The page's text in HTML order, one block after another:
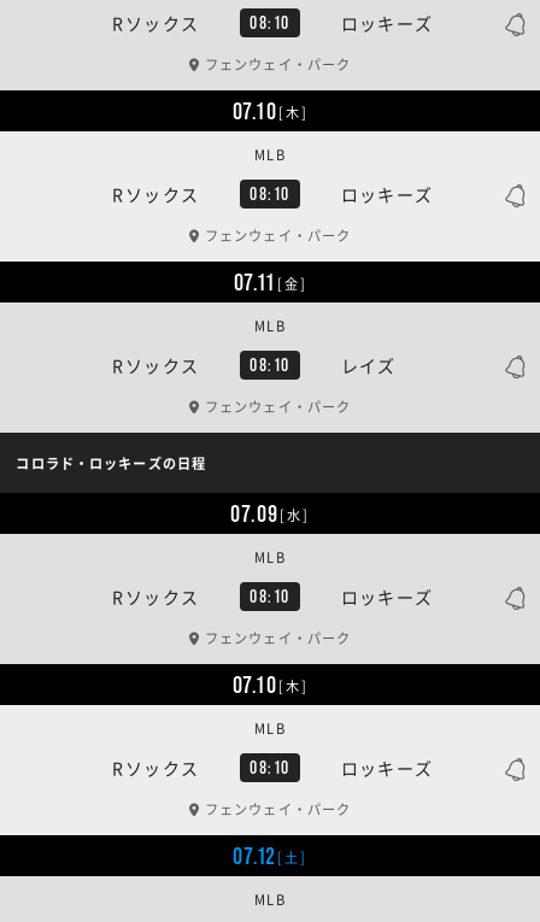
Rソックス 08:10 ロッキーズ
フェンウェイ・パーク
07.10[木]
Rソックス 08:10 ロッキーズ
MLB
フェンウェイ・パーク
07.11 [金]
Rソックス 08:10 レイズ
MLB
フェンウェイ・パーク
コロラド・ロッキーズの日程
07.09[水]
Rソックス 08:10 ロッキーズ
MLB
フェンウェイ・パーク
07.10[木]
Rソックス 08:10 ロッキーズ
MLB
フェンウェイ・パーク
07.12[土]
MLB